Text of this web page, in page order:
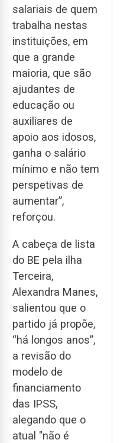
salariais de quem
trabalha nestas
instituições, em
que a grande
maioria, que são
ajudantes de
educação ou
auxiliares de
apoio aos idosos,
ganha o salário
mínimo e não tem
perspetivas de
aumentar”,
reforçou.
A cabeça de lista
do BE pela ilha
Terceira,
Alexandra Manes,
salientou que o
partido já propõe,
“há longos anos”,
a revisão do
modelo de
financiamento
das IPSS,
alegando que o
atual "não é